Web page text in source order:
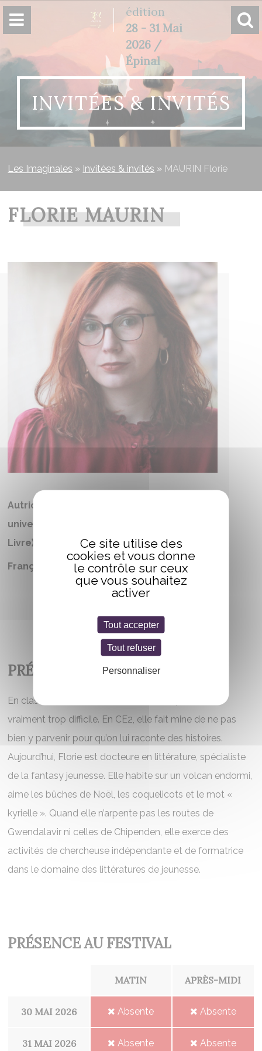
édition
28 - 31 Mai
2026 /
Épinal
INVITÉES & INVITÉS
Les Imaginales » Invitées & invités » MAURIN Florie
FLORIE MAURIN
Autrices, auteurs, scientifiques et
universitaires francophones (Bulle du
Livre)
Française
PRÉSENTATION
En classe de CP, Florie Maurin déclare que lire est
vraiment trop difficile. En CE2, elle fait mine de ne pas
bien y parvenir pour qu’on lui raconte des histoires.
Aujourd’hui, Florie est docteure en littérature, spécialiste
de la fantasy jeunesse. Elle habite sur un volcan endormi,
aime les bûches de Noël, les coquelicots et le mot «
kyrielle ». Quand elle n’arpente pas les routes de
Gwendalavir ni celles de Chipenden, elle exerce des
activités de chercheuse indépendante et de formatrice
dans le domaine des littératures de jeunesse.
PRÉSENCE AU FESTIVAL
MATIN APRÈS-MIDI
30 MAI 2026 Absente Absente
31 MAI 2026 Absente Absente
Panneau de gestion des cookies
Ce site utilise des
cookies et vous donne
le contrôle sur ceux
que vous souhaitez
activer
Tout accepter
Tout refuser
Personnaliser